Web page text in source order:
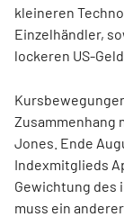
kleineren
Einzelhändler,
lockeren US-
Zusammenhang
Jones. Ende
Indexmitglieds
Gewichtung des
muss ein